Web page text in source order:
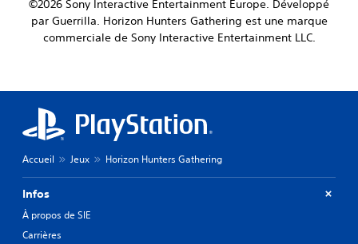
©2026 Sony Interactive Entertainment Europe. Développé
par Guerrilla. Horizon Hunters Gathering est une marque
commerciale de Sony Interactive Entertainment LLC.
Accueil Jeux Horizon Hunters Gathering
Infos
À propos de SIE
Carrières